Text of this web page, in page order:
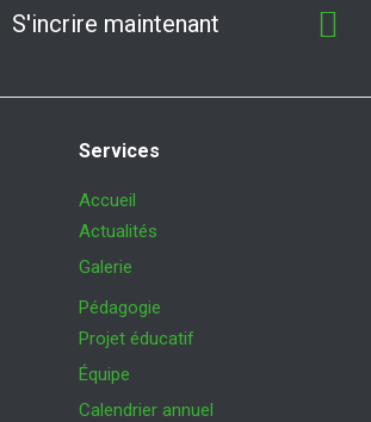
p
o
m
S'incrire maintenant
Services
Accueil
Actualités
Galerie
Pédagogie
Projet éducatif
Équipe
Calendrier annuel